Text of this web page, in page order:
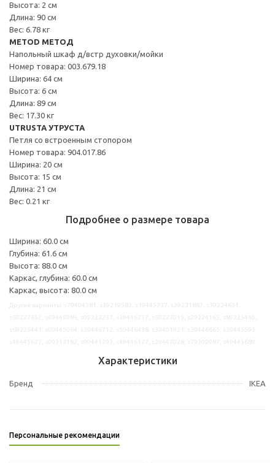
Высота: 2 см
Длина: 90 см
Вес: 6.78 кг
METOD МЕТОД
Напольный шкаф д/встр духовки/мойки
Номер товара: 003.679.18
Ширина: 64 см
Высота: 6 см
Длина: 89 см
Вес: 17.30 кг
UTRUSTA УТРУСТА
Петля со встроенным стопором
Номер товара: 904.017.86
Ширина: 20 см
Высота: 15 см
Длина: 21 см
Вес: 0.21 кг
Подробнее о размере товара
Ширина: 60.0 см
Глубина: 61.6 см
Высота: 88.0 см
Каркас, глубина: 60.0 см
Каркас, высота: 80.0 см
Характеристики
Бренд IKEA
Персональные рекомендации